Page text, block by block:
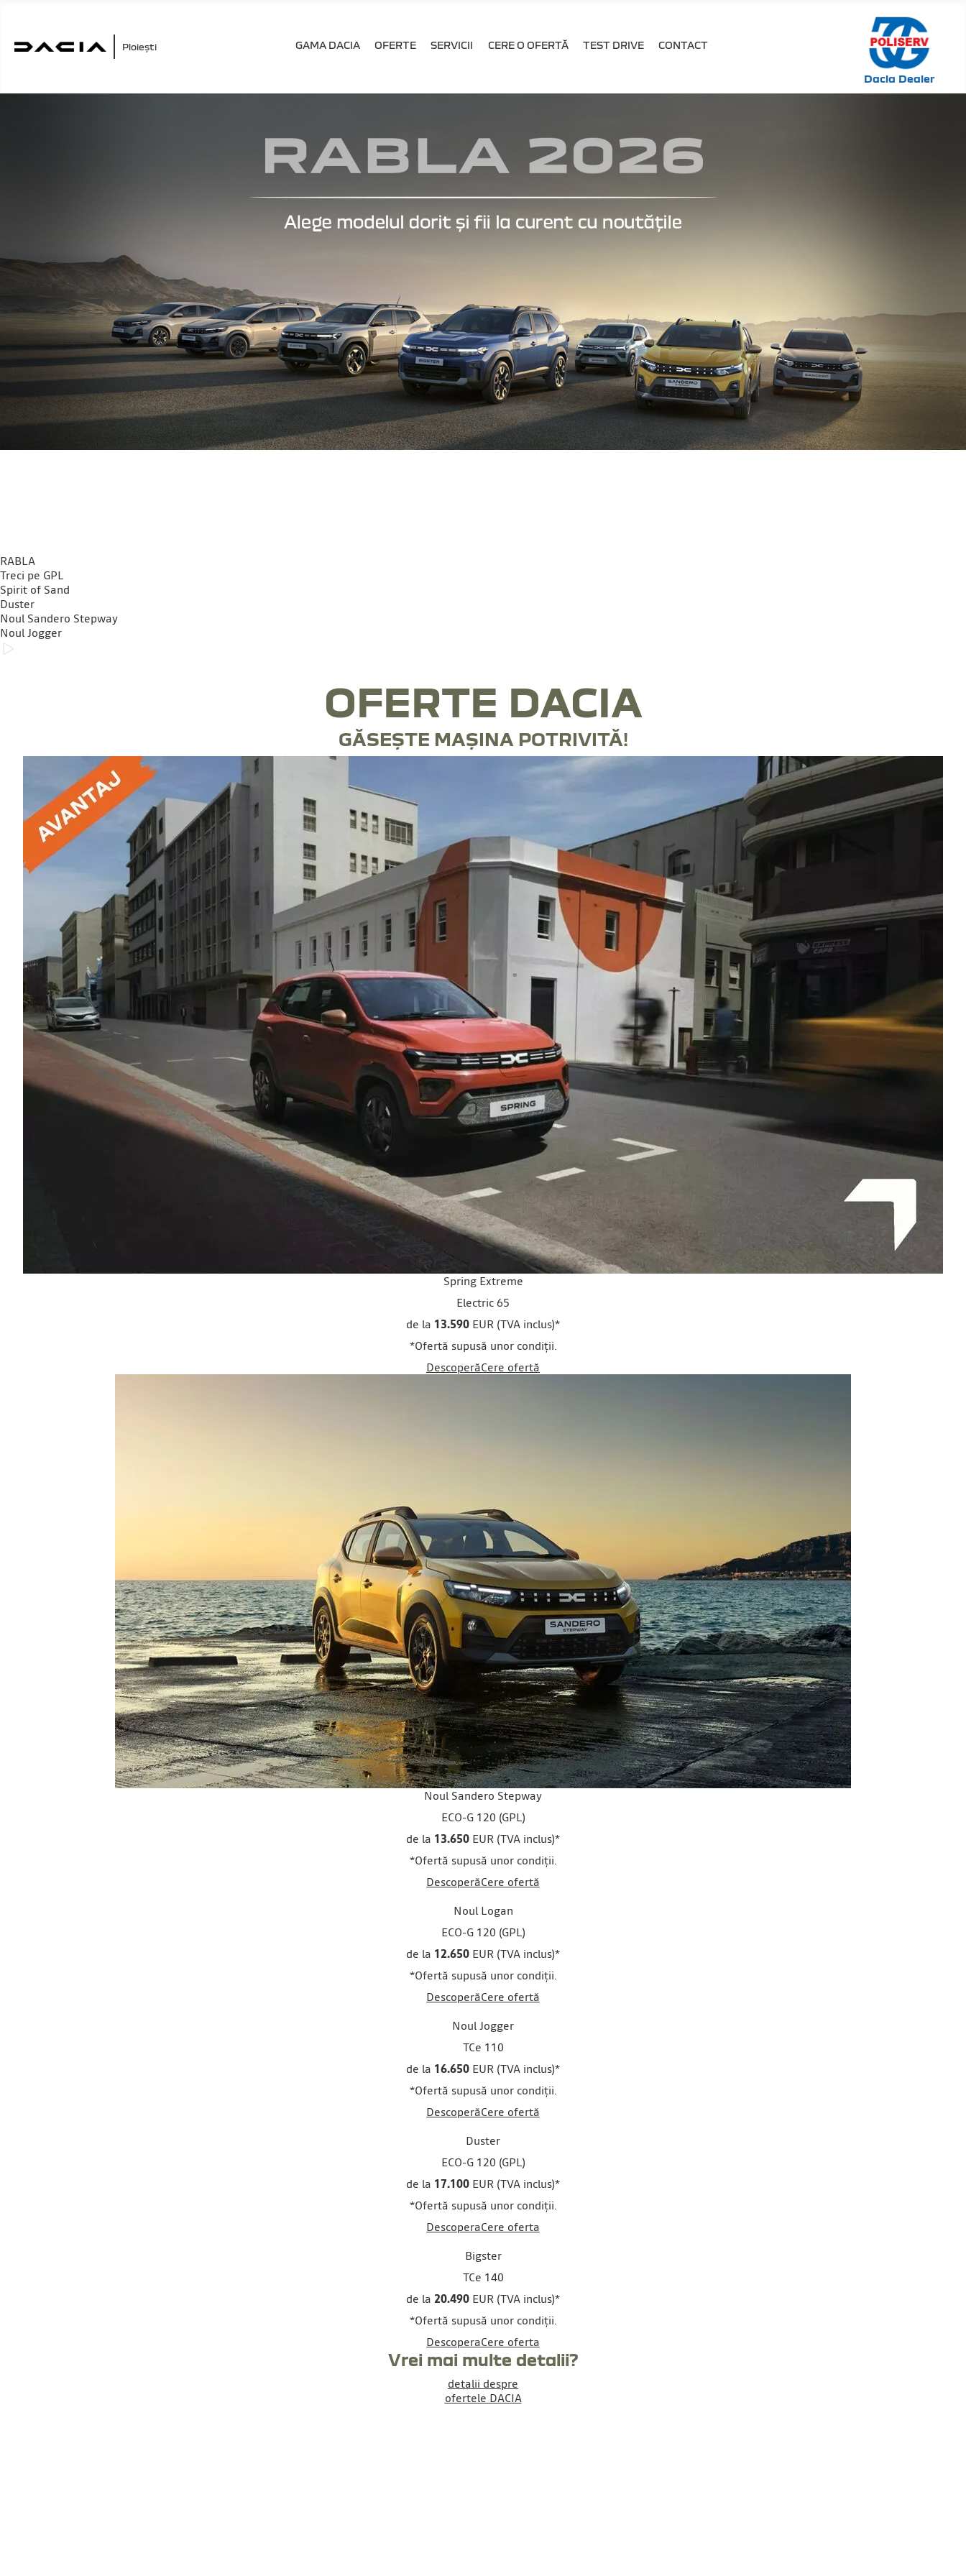
Ploiești GAMA DACIA OFERTE SERVICII CERE O OFERTĂ TEST DRIVE CONTACT
Dacia Dealer
RABLA
Treci pe GPL
Spirit of Sand
Duster
Noul Sandero Stepway
Noul Jogger
OFERTE DACIA
GĂSEȘTE MAȘINA POTRIVITĂ!
Spring Extreme
Electric 65
de la 13.590 EUR (TVA inclus)*
*Ofertă supusă unor condiții.
DescoperăCere ofertă
Noul Sandero Stepway
ECO-G 120 (GPL)
de la 13.650 EUR (TVA inclus)*
*Ofertă supusă unor condiții.
DescoperăCere ofertă
Noul Logan
ECO-G 120 (GPL)
de la 12.650 EUR (TVA inclus)*
*Ofertă supusă unor condiții.
DescoperăCere ofertă
Noul Jogger
TCe 110
de la 16.650 EUR (TVA inclus)*
*Ofertă supusă unor condiții.
DescoperăCere ofertă
Duster
ECO-G 120 (GPL)
de la 17.100 EUR (TVA inclus)*
*Ofertă supusă unor condiții.
DescoperaCere oferta
Bigster
TCe 140
de la 20.490 EUR (TVA inclus)*
*Ofertă supusă unor condiții.
DescoperaCere oferta
Vrei mai multe detalii?
detalii despre
ofertele DACIA